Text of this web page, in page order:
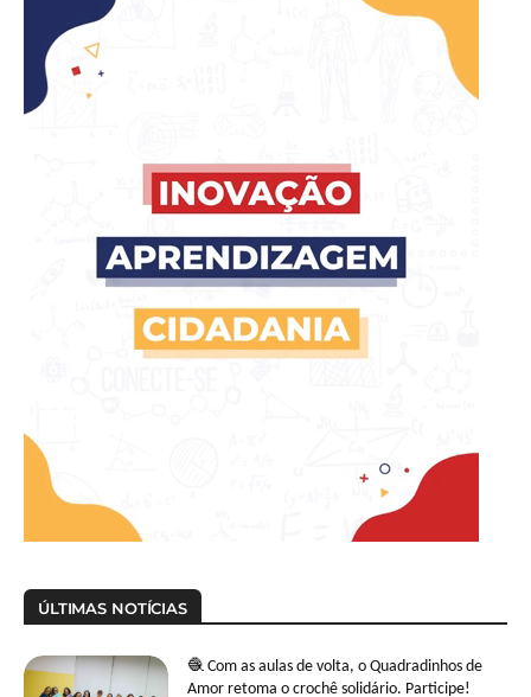
ÚLTIMAS NOTÍCIAS
🧶 Com as aulas de volta, o Quadradinhos de
Amor retoma o crochê solidário. Participe!